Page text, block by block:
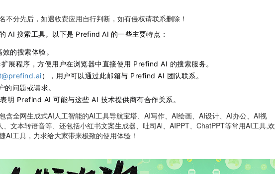
分先后，如遇收费应用自行判断，如有侵权请联系删除！
搜索工具。以下是 Prefind AI 的一些主要特点：
的搜索体验。
展程序，方便用户在浏览器中直接使用 Prefind AI 的搜索服务。
），用户可以通过此邮箱与 Prefind AI 团队联系。
的问题或请求。
明 Prefind AI 可能与这些 AI 技术提供商有合作关系。
含全网生成式AI人工智能的AI工具导航宝塔、AI写作、AI绘画、AI设计、AI办公、AI视
文本转语音等、还包括小红书文案生成器、吐司Al、AIPPT、ChatPPT等常用AI工具,欢
工具，力求给大家带来极致的使用体验！